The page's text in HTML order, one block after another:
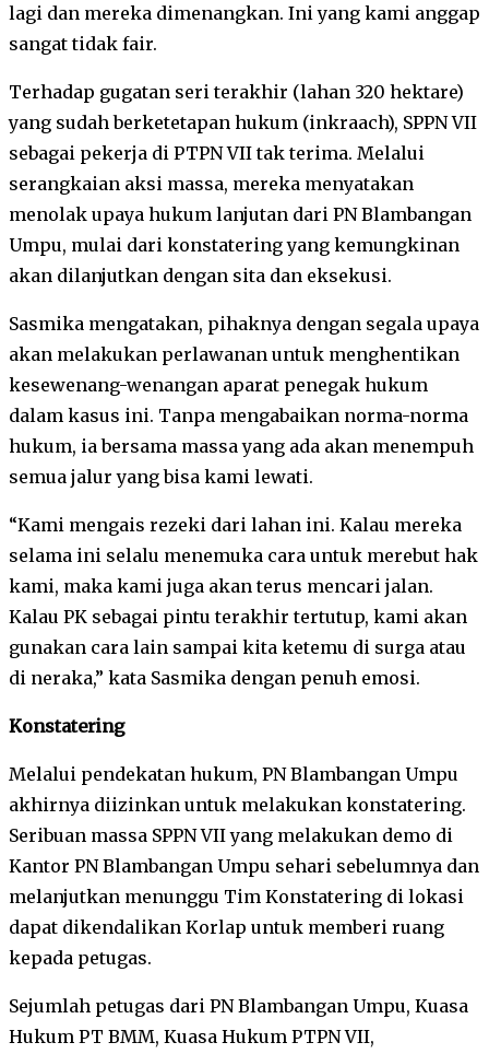
lagi dan mereka dimenangkan. Ini yang kami anggap
sangat tidak fair.
Terhadap gugatan seri terakhir (lahan 320 hektare)
yang sudah berketetapan hukum (inkraach), SPPN VII
sebagai pekerja di PTPN VII tak terima. Melalui
serangkaian aksi massa, mereka menyatakan
menolak upaya hukum lanjutan dari PN Blambangan
Umpu, mulai dari konstatering yang kemungkinan
akan dilanjutkan dengan sita dan eksekusi.
Sasmika mengatakan, pihaknya dengan segala upaya
akan melakukan perlawanan untuk menghentikan
kesewenang-wenangan aparat penegak hukum
dalam kasus ini. Tanpa mengabaikan norma-norma
hukum, ia bersama massa yang ada akan menempuh
semua jalur yang bisa kami lewati.
“Kami mengais rezeki dari lahan ini. Kalau mereka
selama ini selalu menemuka cara untuk merebut hak
kami, maka kami juga akan terus mencari jalan.
Kalau PK sebagai pintu terakhir tertutup, kami akan
gunakan cara lain sampai kita ketemu di surga atau
di neraka,” kata Sasmika dengan penuh emosi.
Konstatering
Melalui pendekatan hukum, PN Blambangan Umpu
akhirnya diizinkan untuk melakukan konstatering.
Seribuan massa SPPN VII yang melakukan demo di
Kantor PN Blambangan Umpu sehari sebelumnya dan
melanjutkan menunggu Tim Konstatering di lokasi
dapat dikendalikan Korlap untuk memberi ruang
kepada petugas.
Sejumlah petugas dari PN Blambangan Umpu, Kuasa
Hukum PT BMM, Kuasa Hukum PTPN VII,